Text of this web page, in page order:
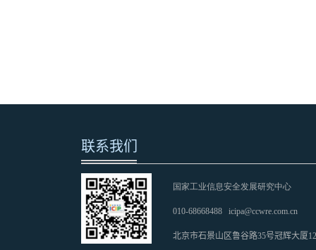
联系我们
国家工业信息安全发展研究中心
010-68668488 icipa@ccwre.com.cn
北京市石景山区鲁谷路35号冠辉大厦